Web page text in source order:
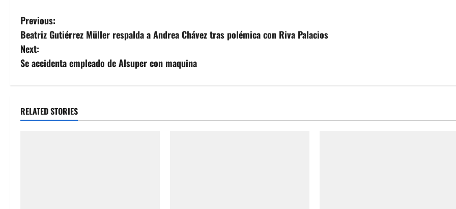
P
o
s
n
Previous:
Beatriz Gutiérrez Müller respalda a Andrea Chávez tras polémica con Riva Palacios
Next:
Se accidenta empleado de Alsuper con maquina
RELATED STORIES